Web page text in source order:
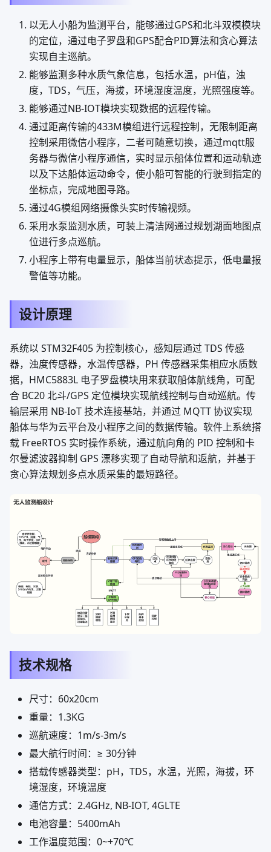
以无人小船为监测平台，能够通过GPS和北斗双模模块
的定位，通过电子罗盘和GPS配合PID算法和贪心算法
实现自主巡航。
能够监测多种水质气象信息，包括水温，pH值，浊
度，TDS，气压，海拔，环境湿度温度，光照强度等。
能够通过NB-IOT模块实现数据的远程传输。
通过距离传输的433M模组进行远程控制，无限制距离
控制采用微信小程序，二者可随意切换，通过mqtt服
务器与微信小程序通信，实时显示船体位置和运动轨迹
以及下达船体运动命令，使小船可智能的行驶到指定的
坐标点，完成地图寻路。
通过4G模组网络摄像头实时传输视频。
采用水泵监测水质，可装上清洁网通过规划湖面地图点
位进行多点巡航。
小程序上带有电量显示，船体当前状态提示，低电量报
警值等功能。
设计原理
系统以 STM32F405 为控制核心，感知层通过 TDS 传感
器，浊度传感器，水温传感器，PH 传感器采集相应水质数
据，HMC5883L 电子罗盘模块用来获取船体航线角，可配
合 BC20 北斗/GPS 定位模块实现航线控制与自动巡航。传
输层采用 NB-IoT 技术连接基站，并通过 MQTT 协议实现
船体与华为云平台及小程序之间的数据传输。软件上系统搭
载 FreeRTOS 实时操作系统，通过航向角的 PID 控制和卡
尔曼滤波器抑制 GPS 漂移实现了自动导航和返航，并基于
贪心算法规划多点水质采集的最短路径。
技术规格
尺寸：60x20cm
重量：1.3KG
巡航速度：1m/s-3m/s
最大航行时间：≥ 30分钟
搭载传感器类型：pH，TDS，水温，光照，海拔，环
境湿度，环境温度
通信方式：2.4GHz, NB-IOT, 4GLTE
电池容量：5400mAh
工作温度范围：0~+70℃